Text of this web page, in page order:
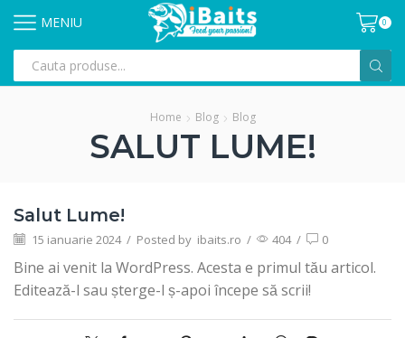
MENIU 0
Home Blog Blog
SALUT LUME!
Salut Lume!
15 ianuarie 2024 / Posted by ibaits.ro / 404 / 0
Bine ai venit la WordPress. Acesta e primul tău articol.
Editează-l sau șterge-l ș-apoi începe să scrii!